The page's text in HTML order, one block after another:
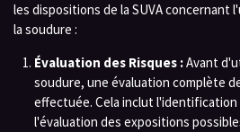
les dispositions de la SUVA concernant
la soudure :
Évaluation des Risques :Avant
soudure, une évaluation complète
effectuée. Cela inclut
l'évaluation des expositions